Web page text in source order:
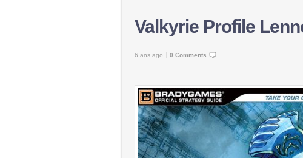
Valkyrie Profile
6 ans ago 0 Comments